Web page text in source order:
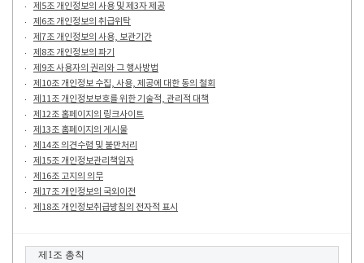
제5조 개인정보의 사용 및 제3자 제공
제6조 개인정보의 취급위탁
제7조 개인정보의 사용, 보관기간
제8조 개인정보의 파기
제9조 사용자의 권리와 그 행사방법
제10조 개인정보 수집, 사용, 제공에 대한 동의 철회
제11조 개인정보보호를 위한 기술적, 관리적 대책
제12조 홈페이지의 링크사이트
제13조 홈페이지의 게시물
제14조 의견수렴 및 불만처리
제15조 개인정보관리책임자
제16조 고지의 의무
제17조 개인정보의 국외이전
제18조 개인정보취급방침의 전자적 표시
제 1조 총칙